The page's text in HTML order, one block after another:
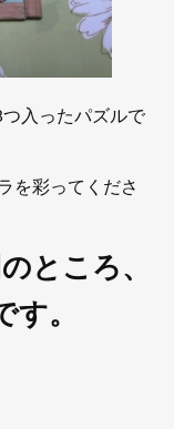
入ったパズルで
を彩ってくださ
ところ、
。